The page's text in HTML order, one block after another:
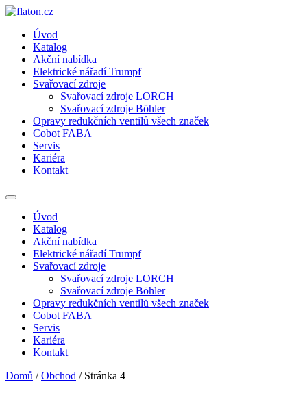
Přejít
obsahuÚvod
Katalog
Akční nabídka
Elektrické nářadí Trumpf
Svařovací zdroje
Svařovací zdroje LORCH
Svařovací zdroje Böhler
Opravy redukčních ventilů všech značek
Cobot FABA
Servis
Kariéra
Kontakt
Úvod
Katalog
Akční nabídka
Elektrické nářadí Trumpf
Svařovací zdroje
Svařovací zdroje LORCH
Svařovací zdroje Böhler
Opravy redukčních ventilů všech značek
Cobot FABA
Servis
Kariéra
Kontakt
Domů /Obchod / Stránka 4